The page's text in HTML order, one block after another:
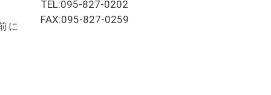
に
TEL:095-827-0202
FAX:095-827-0259